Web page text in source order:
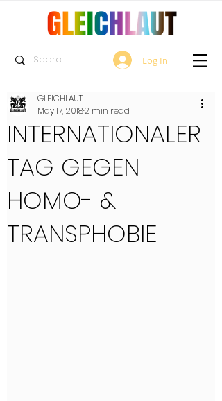
Log In
INTERNATIONALER
TAG GEGEN
HOMO- &
TRANSPHOBIE
GLEICHLAUT
May 17, 20182 min read